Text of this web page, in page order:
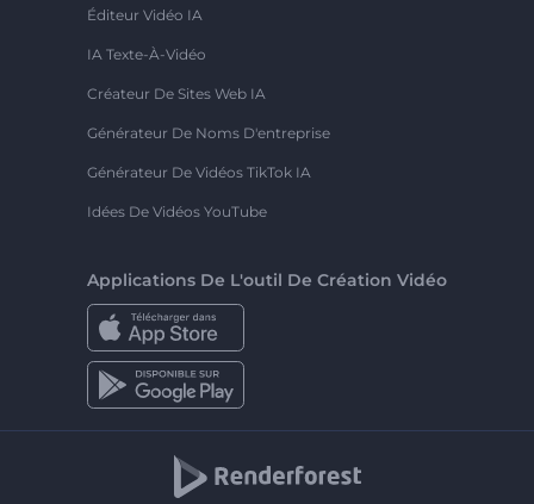
Éditeur Vidéo IA
IA Texte-À-Vidéo
Créateur De Sites Web IA
Générateur De Noms D'entreprise
Générateur De Vidéos TikTok IA
Idées De Vidéos YouTube
Applications De L'outil De Création Vidéo